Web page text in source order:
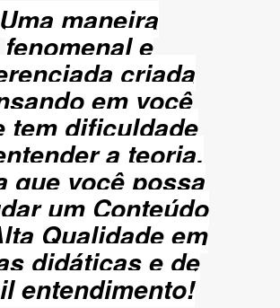
Uma maneira
fenomenal e
criada
em você
tem dificuldade
a teoria.
que você possa
um Conteúdo
Qualidade em
didáticas e de
entendimento!